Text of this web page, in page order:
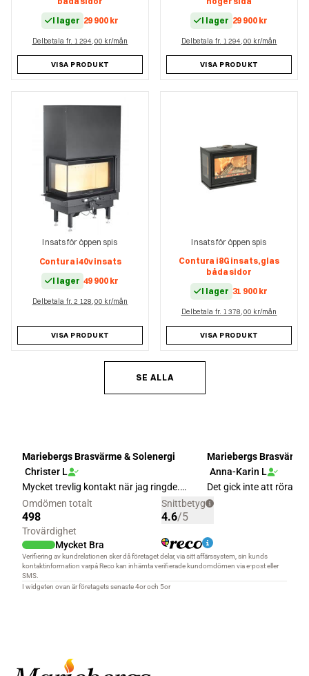
I lager 29 900 kr
Delbetala fr. 1 294,00 kr/mån
VISA PRODUKT
I lager 29 900 kr
Delbetala fr. 1 294,00 kr/mån
VISA PRODUKT
Insats för öppen spis
Contura i40v insats
I lager 49 900 kr
Delbetala fr. 2 128,00 kr/mån
VISA PRODUKT
Insats för öppen spis
Contura i8G insats, glas
båda sidor
I lager 31 900 kr
Delbetala fr. 1 378,00 kr/mån
VISA PRODUKT
SE ALLA